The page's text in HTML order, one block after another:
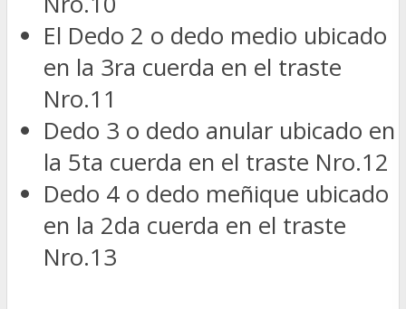
El Dedo 2 o dedo medio ubicado
en la 3ra cuerda en el traste
Nro.11
Dedo 3 o dedo anular ubicado en
la 5ta cuerda en el traste Nro.12
Dedo 4 o dedo meñique ubicado
en la 2da cuerda en el traste
Nro.13